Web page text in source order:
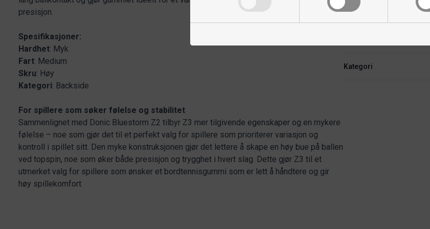
presisjon.
Spesifikasjoner:
Hardhet: Myk
Fart: Medium
Skru: Høy
Kategori: Backside
For spillere som søker følelse og stabilitet
Sammenlignet med Donic Bluestorm Z2 tilbyr Z3 mer tilgivende egenskaper og en mykere
følelse – noe som gjør det til et perfekt valg for spillere som prioriterer variasjon og
kontroll i spillet sitt. Den myke konstruksjonen gjør det lettere å skape en høy bue på ballen
ved topspin, noe som øker både presisjon og trygghet i hvert slag. Dette gjør Z3 til et
utmerket valg for spillere som ønsker et bordtennisgummi som er lett å håndtere og gir
høy spillekomfort.
Fart
Kategori